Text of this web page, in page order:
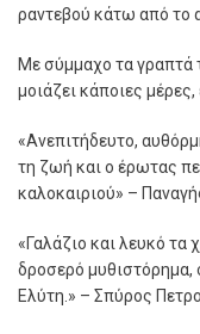
ραντεβού κάτω από το
Με σύμμαχο τα γραπτά
μοιάζει κάποιες μέρες,
«Ανεπιτήδευτο,
τη ζωή και ο έρωτας
καλοκαιριού» –
«Γαλάζιο και λευκό
δροσερό μυθιστόρημα,
Ελύτη.» – Σπύρος